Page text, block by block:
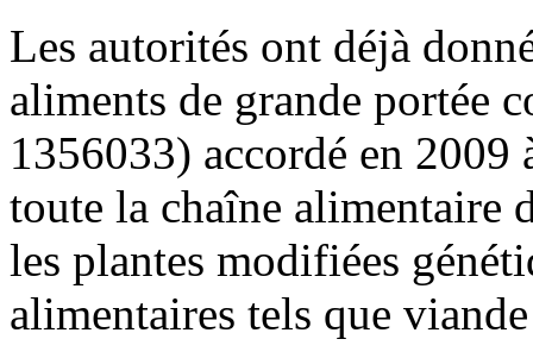
Les autorités ont déjà
aliments de grande portée
1356033) accordé en
toute la chaîne alimentaire
les plantes modifiées
alimentaires tels que